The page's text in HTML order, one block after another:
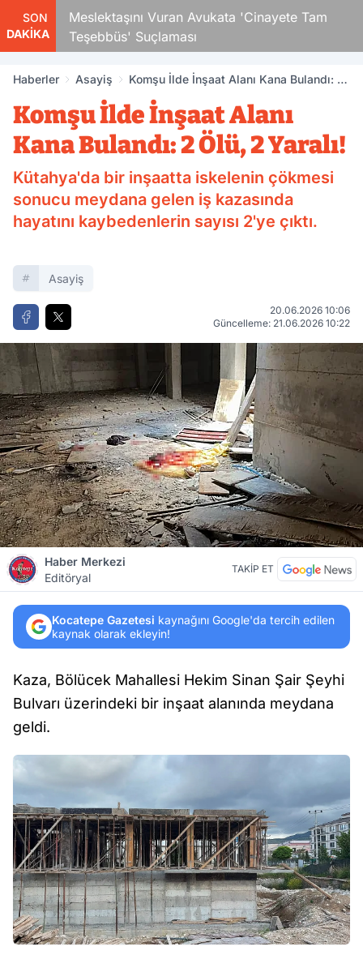
SON
DAKİKA
Meslektaşını Vuran Avukata 'Cinayete Tam
Teşebbüs' Suçlaması
Haberler Asayiş
Komşu İlde İnşaat Alanı Kana Bulandı: 2
Komşu İlde İnşaat Alanı
Kana Bulandı: 2 Ölü, 2 Yaralı!
Kütahya'da bir inşaatta iskelenin çökmesi
sonucu meydana gelen iş kazasında
hayatını kaybedenlerin sayısı 2'ye çıktı.
Asayiş
20.06.2026 10:06
Güncelleme: 21.06.2026 10:22
Haber Merkezi
Editöryal
TAKİP ET
Kocatepe Gazetesi kaynağını Google'da tercih edilen
kaynak olarak ekleyin!
Kaza, Bölücek Mahallesi Hekim Sinan Şair Şeyhi
Bulvarı üzerindeki bir inşaat alanında meydana
geldi.